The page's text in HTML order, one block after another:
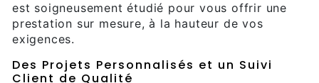
est soigneusement étudié pour vous offrir une
prestation sur mesure, à la hauteur de vos
exigences.
Des Projets Personnalisés et un Suivi
Client de Qualité